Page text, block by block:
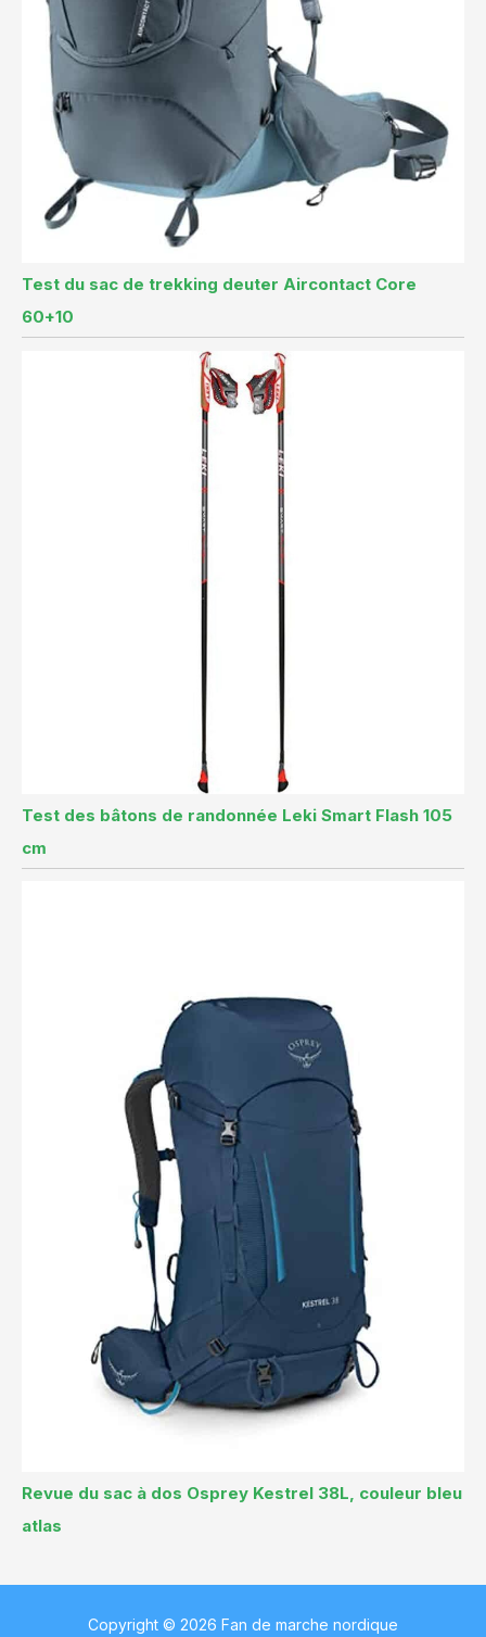
Test du sac de trekking deuter Aircontact Core
60+10
Test des bâtons de randonnée Leki Smart Flash 105
cm
Revue du sac à dos Osprey Kestrel 38L, couleur bleu
atlas
Copyright © 2026 Fan de marche nordique